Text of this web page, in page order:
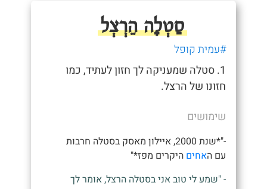
סַטְלָה הֵרְצְל
#עמית קופל
1. סטלה שמעניקה לך חזון לעתיד, כמו
חזונו של הרצל.
שימושים
-"*שנת 2000, איילון מאסק בסטלה חרבות
עם האחים היקרים מפז*"
- "שמע לי טוב אני בסטלה הרצל, אומר לך